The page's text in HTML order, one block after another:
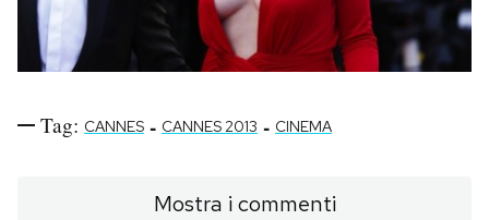
Tag: CANNES - CANNES 2013 - CINEMA
Mostra i commenti